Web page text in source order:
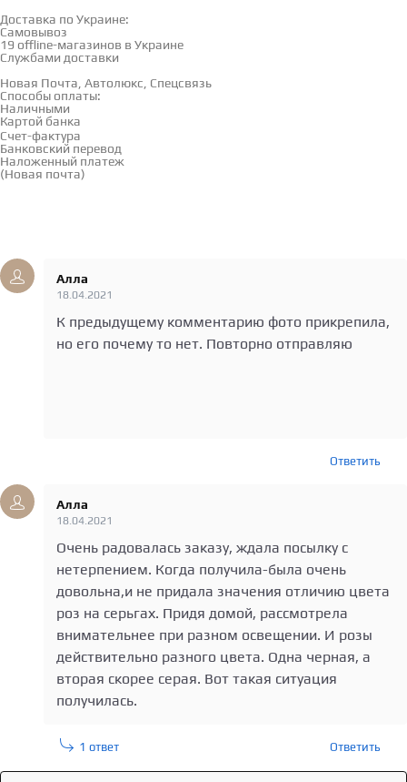
Доставка по Украине:
Самовывоз
19 offline-магазинов в Украине
Службами доставки
Новая Почта, Автолюкс, Спецсвязь
Способы оплаты:
Наличными
Картой банка
Счет-фактура
Банковский перевод
Наложенный платеж
(Новая почта)
Алла
18.04.2021
К предыдущему комментарию фото прикрепила,
но его почему то нет. Повторно отправляю
Ответить
Алла
18.04.2021
Очень радовалась заказу, ждала посылку с
нетерпением. Когда получила-была очень
довольна,и не придала значения отличию цвета
роз на серьгах. Придя домой, рассмотрела
внимательнее при разном освещении. И розы
действительно разного цвета. Одна черная, а
вторая скорее серая. Вот такая ситуация
получилась.
1 ответ Ответить